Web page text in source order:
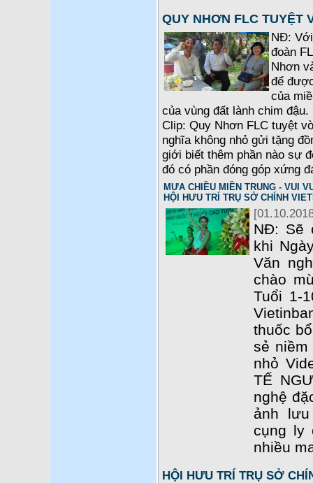
QUY NHƠN FLC TUYỆT
NĐ:
đoàn
Nhơn
để
của
của vùng đất lành chim
Clip: Quy Nhơn FLC tuyệt
nghĩa không nhỏ gửi tặng
giới biết thêm phần nào sự
đó có phần đóng góp xứng
MƯA CHIỀU MIỀN TRUNG - VUI
HỘI HƯU TRÍ TRỤ SỞ CHÍNH
NĐ: Sẽ
khi
Văn
chào
Tuổi 1-
thuốc
sẻ
nhỏ
TẾ
nghệ
ảnh
cụng ly
nhiều
HỘI HƯU TRÍ TRỤ SỞ